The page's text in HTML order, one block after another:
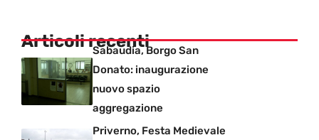
Articoli recenti
Sabaudia, Borgo San
Donato: inaugurazione
nuovo spazio
aggregazione
Priverno, Festa Medievale